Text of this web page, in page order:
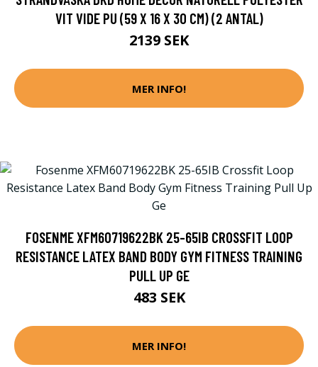
VIT VIDE PU (59 X 16 X 30 CM) (2 ANTAL)
2139 SEK
MER INFO!
FOSENME XFM60719622BK 25-65IB CROSSFIT LOOP
RESISTANCE LATEX BAND BODY GYM FITNESS TRAINING
PULL UP GE
483 SEK
MER INFO!